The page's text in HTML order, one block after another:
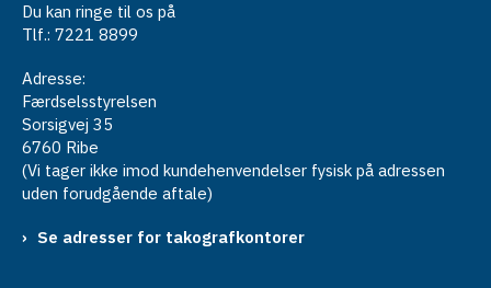
Du kan ringe til os på
Tlf.: 7221 8899
Adresse:
Færdselsstyrelsen
Sorsigvej 35
6760 Ribe
(Vi tager ikke imod kundehenvendelser fysisk på adressen
uden forudgående aftale)
Se adresser for takografkontorer